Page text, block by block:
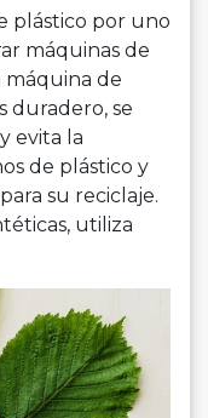
plástico por uno
máquinas de
máquina de
duradero, se
evita la
de plástico y
su reciclaje.
utiliza